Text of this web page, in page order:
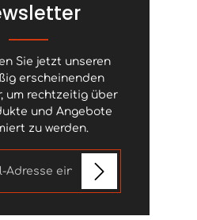
Sie jetzt unseren
erscheinenden
um rechtzeitig über
und Angebote
zu werden.
E-Mail-Adresse*